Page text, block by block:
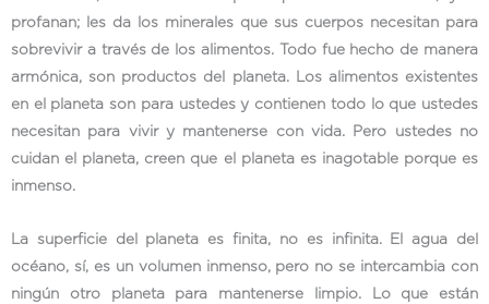
profanan; les da los minerales que sus cuerpos necesitan para
sobrevivir a través de los alimentos. Todo fue hecho de manera
armónica, son productos del planeta. Los alimentos existentes
en el planeta son para ustedes y contienen todo lo que ustedes
necesitan para vivir y mantenerse con vida. Pero ustedes no
cuidan el planeta, creen que el planeta es inagotable porque es
inmenso.
La superficie del planeta es finita, no es infinita. El agua del
océano, sí, es un volumen inmenso, pero no se intercambia con
ningún otro planeta para mantenerse limpio. Lo que están